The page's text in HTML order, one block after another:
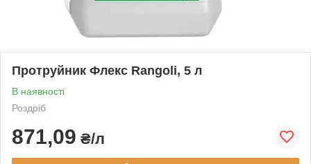
Протруйник Флекс Rangoli, 5 л
В наявності
Роздріб
871,09 ₴/л